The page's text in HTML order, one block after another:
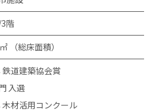
階
（総床面積）
鉄道建築協会賞
入選
木材活用コンクール